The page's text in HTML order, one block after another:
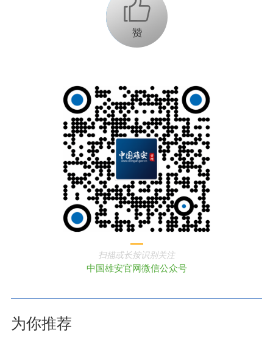
+1
扫描或长按识别关注
中国雄安官网微信公众号
为你推荐